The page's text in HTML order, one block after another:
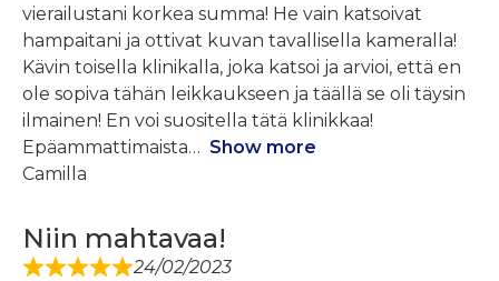
vierailustani korkea summa! He vain katsoivat
hampaitani ja ottivat kuvan tavallisella kameralla!
Kävin toisella klinikalla, joka katsoi ja arvioi, että en
ole sopiva tähän leikkaukseen ja täällä se oli täysin
ilmainen! En voi suositella tätä klinikkaa!
Epäammattimaista
Show more
Camilla
Niin mahtavaa!
24/02/2023